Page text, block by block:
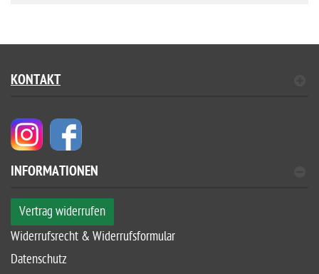
KONTAKT
INFORMATIONEN
Vertrag widerrufen
Widerrufsrecht & Widerrufsformular
Datenschutz